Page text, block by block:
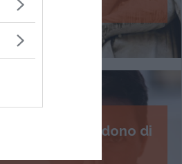
I 7 passi del perdono di